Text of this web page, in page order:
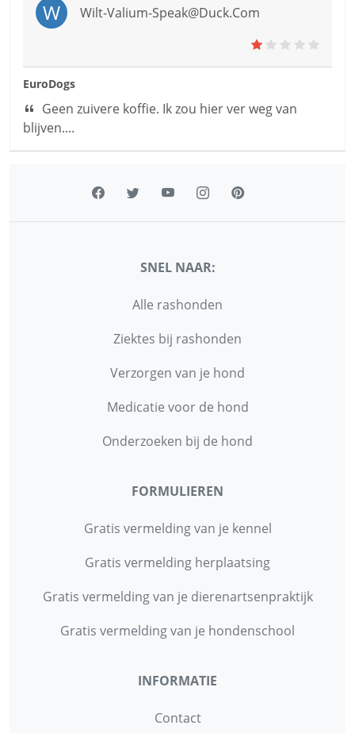
W Wilt-Valium-Speak@duck.com
EuroDogs
Geen zuivere koffie. Ik zou hier ver weg van
blijven....
SNEL NAAR:
Alle rashonden
Ziektes bij rashonden
Verzorgen van je hond
Medicatie voor de hond
Onderzoeken bij de hond
FORMULIEREN
Gratis vermelding van je kennel
Gratis vermelding herplaatsing
Gratis vermelding van je dierenartsenpraktijk
Gratis vermelding van je hondenschool
INFORMATIE
Contact